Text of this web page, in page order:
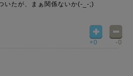
いたが、まぁ関係ないか(-_-;)
+0 -0